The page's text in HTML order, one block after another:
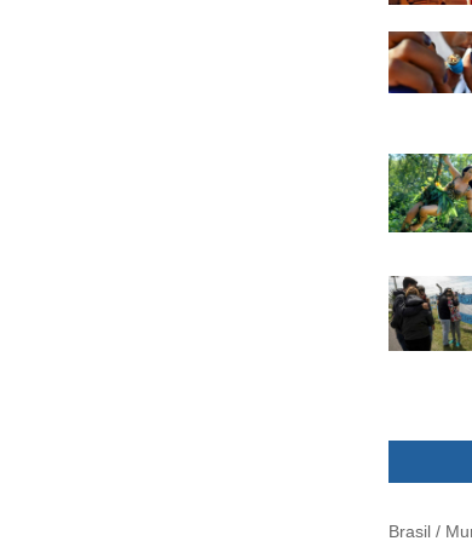
Brasil /